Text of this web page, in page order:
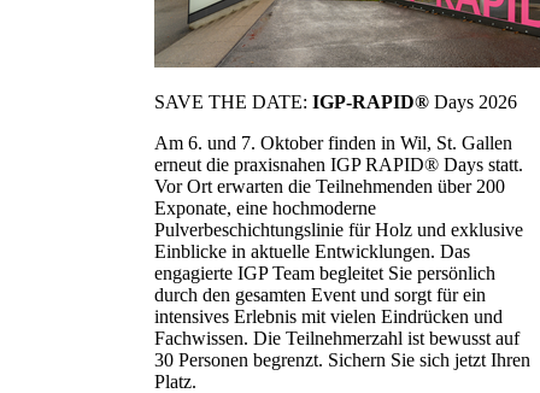
SAVE THE DATE: IGP-RAPID® Days 2026
Am 6. und 7. Oktober finden in Wil, St. Gallen
erneut die praxisnahen IGP RAPID® Days statt.
Vor Ort erwarten die Teilnehmenden über 200
Exponate, eine hochmoderne
Pulverbeschichtungslinie für Holz und exklusive
Einblicke in aktuelle Entwicklungen. Das
engagierte IGP Team begleitet Sie persönlich
durch den gesamten Event und sorgt für ein
intensives Erlebnis mit vielen Eindrücken und
Fachwissen. Die Teilnehmerzahl ist bewusst auf
30 Personen begrenzt. Sichern Sie sich jetzt Ihren
Platz.